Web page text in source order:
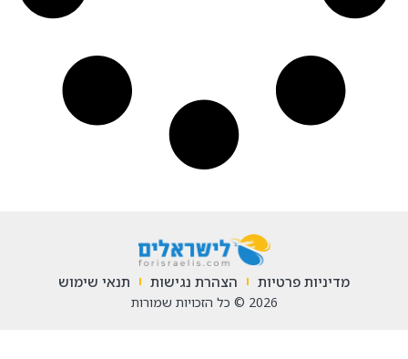
מדיניות פרטיות הצהרת נגישות תנאי שימוש
2026 © כל הזכויות שמורות